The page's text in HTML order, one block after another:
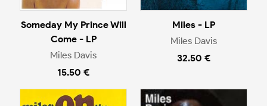
Someday My Prince Will
Come - LP
Miles Davis
15.50 €
Miles - LP
Miles Davis
32.50 €